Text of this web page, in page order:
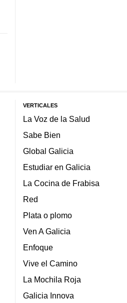
VERTICALES
La Voz de la Salud
Sabe Bien
Global Galicia
Estudiar en Galicia
La Cocina de Frabisa
Red
Plata o plomo
Ven A Galicia
Enfoque
Vive el Camino
La Mochila Roja
Galicia Innova